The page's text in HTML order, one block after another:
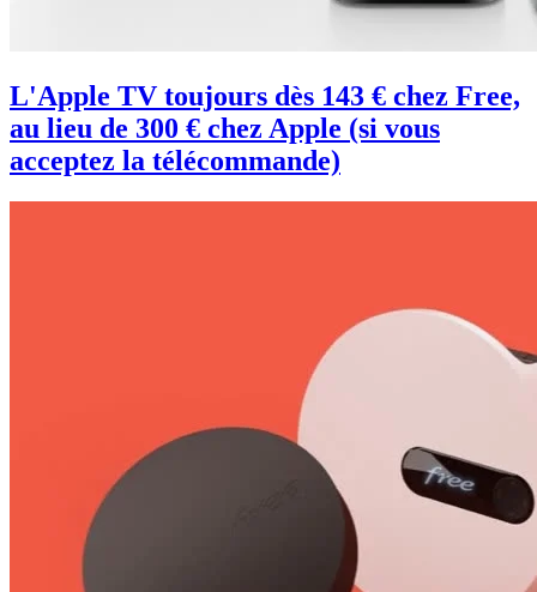
L'Apple TV toujours dès 143 € chez Free,
au lieu de 300 € chez Apple (si vous
acceptez la télécommande)